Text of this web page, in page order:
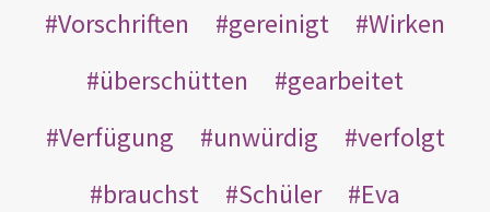
Vorschriften
gereinigt
Wirken
überschütten
gearbeitet
Verfügung
unwürdig
verfolgt
brauchst
Schüler
Eva